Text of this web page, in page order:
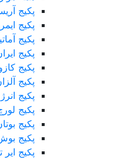
پکیج
پکیج
پکیج
پکیج
پکیج
پکیج
پکیج
پکیج
پکیج
پکیج
پکیج